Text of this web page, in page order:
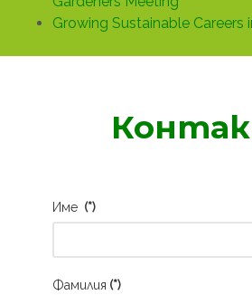
Growing Sustainable Careers
Име (*)
Фамилия (*)